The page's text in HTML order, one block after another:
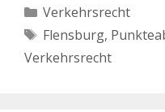
Kategorien
Verkehrsrecht
Schlagwörter
Flensburg,
Verkehrsrecht